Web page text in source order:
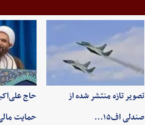
تصویر تازه منتشر شده از
صندلی اف۱۵…
حاج
حمایت